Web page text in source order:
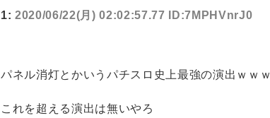
1: 2020/06/22(月) 02:02:57.77 ID:7MPHVnrJ0
パネル消灯とかいうパチスロ史上最強の演出ｗｗｗ
これを超える演出は無いやろ